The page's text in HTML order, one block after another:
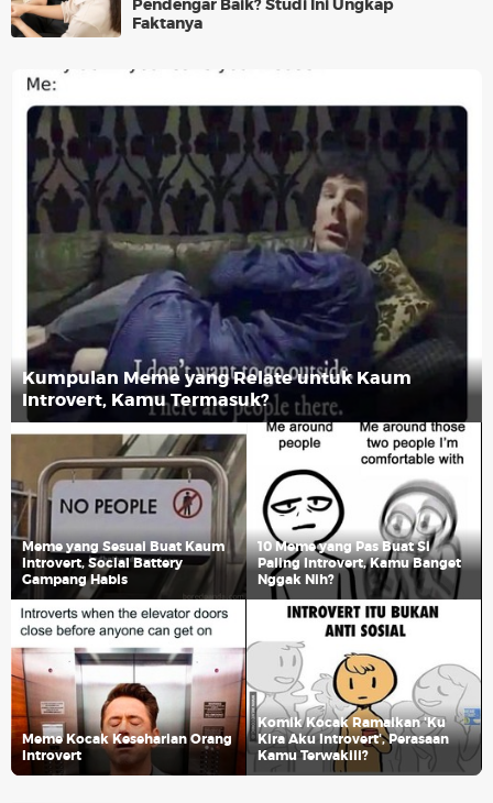
Pendengar Baik? Studi Ini Ungkap
Faktanya
Kumpulan Meme yang Relate untuk Kaum
Introvert, Kamu Termasuk?
Meme yang Sesuai Buat Kaum
Introvert, Social Battery
Gampang Habis
10 Meme yang Pas Buat Si
Paling Introvert, Kamu Banget
Nggak Nih?
Meme Kocak Keseharian Orang
Introvert
Komik Kocak Ramaikan 'Ku
Kira Aku Introvert', Perasaan
Kamu Terwakili?